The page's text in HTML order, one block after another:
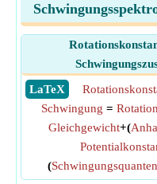
​ LaTeX
Schwingung =
Gleichgewicht+(
(